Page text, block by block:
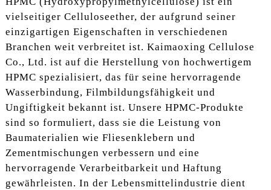
vielseitiger Celluloseether, der aufgrund seiner
einzigartigen Eigenschaften in verschiedenen
Branchen weit verbreitet ist. Kaimaoxing Cellulose
Co., Ltd. ist auf die Herstellung von hochwertigem
HPMC spezialisiert, das für seine hervorragende
Wasserbindung, Filmbildungsfähigkeit und
Ungiftigkeit bekannt ist. Unsere HPMC-Produkte
sind so formuliert, dass sie die Leistung von
Baumaterialien wie Fliesenklebern und
Zementmischungen verbessern und eine
hervorragende Verarbeitbarkeit und Haftung
gewährleisten. In der Lebensmittelindustrie dient